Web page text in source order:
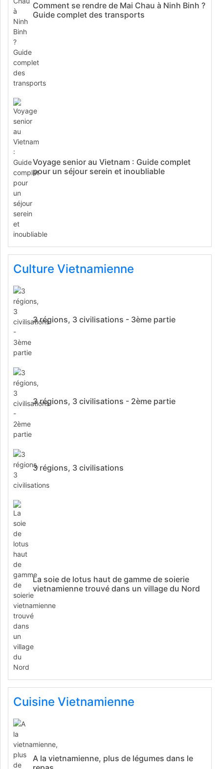
Comment se rendre de Mai Chau à Ninh Binh ?
Guide complet des transports
Voyage senior au Vietnam : Guide complet
pour un séjour serein et inoubliable
Culture Vietnamienne
3 régions, 3 civilisations - 3ème partie
3 régions, 3 civilisations - 2ème partie
3 régions, 3 civilisations
La soie de lotus haut de gamme de soierie
vietnamienne trouvé dans un village du Nord
Cuisine Vietnamienne
A la vietnamienne, plus de légumes dans le